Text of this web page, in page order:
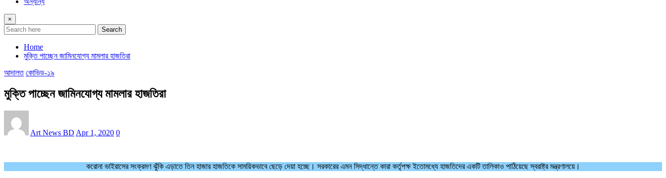
×
Search
Home
মুক্তি পাচ্ছেন জামিনযোগ্য মামলার হাজতিরা
আদালত কোভিড-১৯
মুক্তি পাচ্ছেন জামিনযোগ্য মামলার হাজতিরা
Art News BD Apr 1, 2020 0
করোনা ভাইরাসের সংক্রমণ ঝুঁকি এড়াতে তিন হাজার হাজতিকে সাময়িকভাবে ছেড়ে দেয়া হচ্ছে। সরকারের এমন সিদ্ধান্তে কারা কর্তৃপক্ষ ইতোমধ্যে হাজতিদের একটি তালিকাও পাঠিয়েছে স্বরাষ্ট্র মন্ত্রণালয়ে।